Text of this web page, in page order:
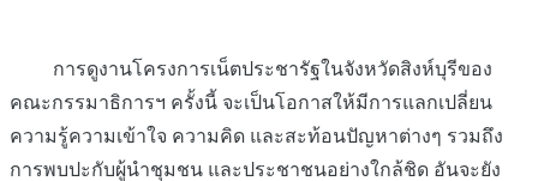
การดูงานโครงการเน็ตประชารัฐในจังหวัดสิงห์บุรีของ
คณะกรรมาธิการฯ ครั้งนี้ จะเป็นโอกาสให้มีการแลกเปลี่ยน
ความรู้ความเข้าใจ ความคิด และสะท้อนปัญหาต่างๆ รวมถึง
การพบปะกับผู้นำชุมชน และประชาชนอย่างใกล้ชิด อันจะยัง